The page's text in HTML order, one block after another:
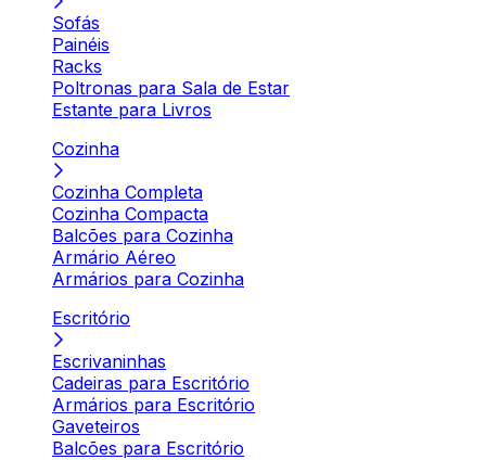
Sofás
Painéis
Racks
Poltronas para Sala de Estar
Estante para Livros
Cozinha
Cozinha Completa
Cozinha Compacta
Balcões para Cozinha
Armário Aéreo
Armários para Cozinha
Escritório
Escrivaninhas
Cadeiras para Escritório
Armários para Escritório
Gaveteiros
Balcões para Escritório